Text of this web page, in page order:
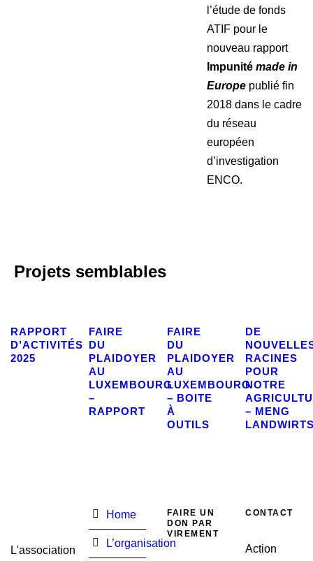
l’étude de fonds
ATIF pour le
nouveau rapport
Impunitémade in
Europepublié fin
2018 dans le cadre
du réseau
européen
d’investigation
ENCO.
Projets semblables
RAPPORT
D’ACTIVITÉS
2025
FAIRE
DU
PLAIDOYER
AU
LUXEMBOURG
–
RAPPORT
FAIRE
DU
PLAIDOYER
AU
LUXEMBOURG
– BOITE
À
OUTILS
DE
RACINES
POUR
NOTRE
– MENG
L'association
Home
L’organisation
FAIRE UN
DON PAR
VIREMENT
CONTACT
Action